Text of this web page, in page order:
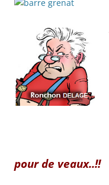
pour de veaux..!!